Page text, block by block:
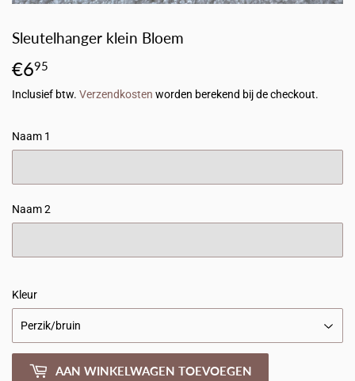
Sleutelhanger klein Bloem
€695
Inclusief btw. Verzendkosten worden berekend bij de checkout.
Naam 1
Naam 2
Kleur
AAN WINKELWAGEN TOEVOEGEN